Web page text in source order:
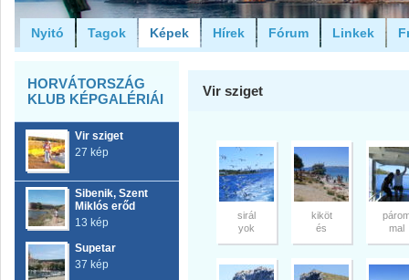
Nyitó Tagok Képek Hírek Fórum Linkek
HORVÁTORSZÁG
KLUB KÉPGALÉRIÁI
Vir sziget
27 kép
Sibenik, Szent
Miklós erőd
13 kép
Supetar
37 kép
Vir sziget
sirál
yok
kiköt
és
mal